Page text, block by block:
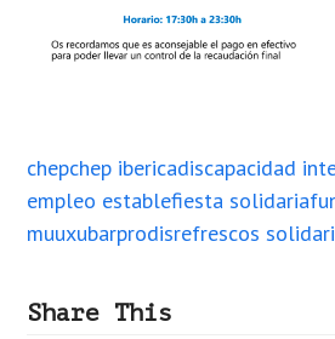
chepchep ibericadiscapacidad
empleo establefiesta solidaria
muuxubarprodisrefrescos
Share This